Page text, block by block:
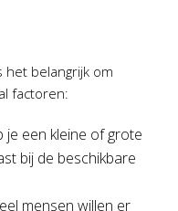
het belangrijk om
factoren:
je een kleine of grote
bij de beschikbare
mensen willen er